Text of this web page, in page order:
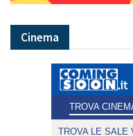
Cinema